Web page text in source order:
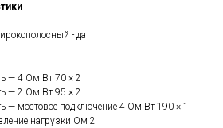
- да
— 4 Oм Вт 70 × 2
— 2 Oм Вт 95 × 2
— мостовое подключение 4 Oм Вт 190 × 1
нагрузки Ом 2